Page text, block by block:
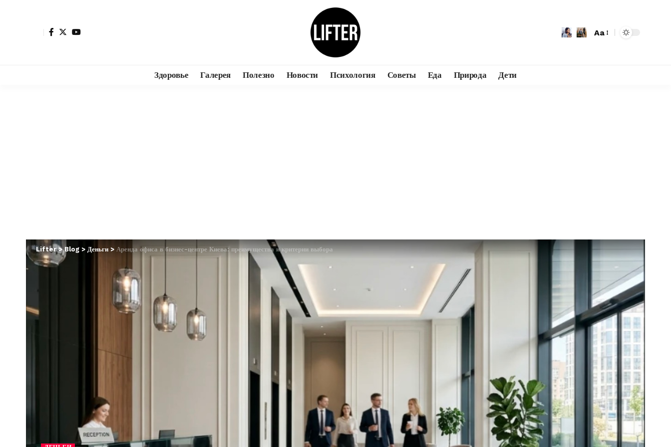
Aa
Здоровье Галерея Полезно Новости Психология Советы Еда Природа Дети
Lifter>Blog > Деньги > Аренда офиса в бизнес-центре Киева: преимущества и критерии выбора